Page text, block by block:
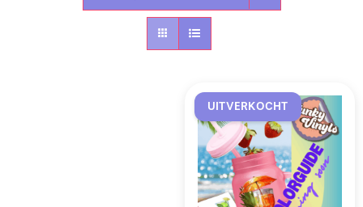
UITVERKOCHT